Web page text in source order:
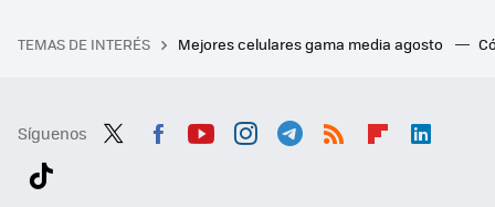
TEMAS DE INTERÉS Mejores celulares gama media agosto
Síguenos